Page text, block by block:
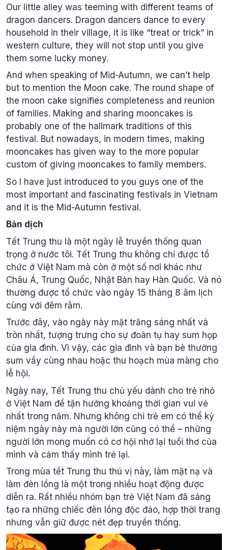
Our little alley was teeming with different teams of
dragon dancers. Dragon dancers dance to every
household in their village, it is like “treat or trick” in
western culture, they will not stop until you give
them some lucky money.
And when speaking of Mid-Autumn, we can’t help
but to mention the Moon cake. The round shape of
the moon cake signifies completeness and reunion
of families. Making and sharing mooncakes is
probably one of the hallmark traditions of this
festival. But nowadays, in modern times, making
mooncakes has given way to the more popular
custom of giving mooncakes to family members.
So I have just introduced to you guys one of the
most important and fascinating festivals in Vietnam
and it is the Mid-Autumn festival.
Bản dịch
Tết Trung thu là một ngày lễ truyền thống quan
trọng ở nước tôi. Tết Trung thu không chỉ được tổ
chức ở Việt Nam mà còn ở một số nơi khác như
Châu Á, Trung Quốc, Nhật Bản hay Hàn Quốc. Và nó
thường được tổ chức vào ngày 15 tháng 8 âm lịch
cùng với đêm rằm.
Trước đây, vào ngày này mặt trăng sáng nhất và
tròn nhất, tượng trưng cho sự đoàn tụ hay sum họp
của gia đình. Vì vậy, các gia đình và bạn bè thường
sum vầy cùng nhau hoặc thu hoạch mùa màng cho
lễ hội.
Ngày nay, Tết Trung thu chủ yếu dành cho trẻ nhỏ
ở Việt Nam để tận hưởng khoảng thời gian vui vẻ
nhất trong năm. Nhưng không chỉ trẻ em có thể kỷ
niệm ngày này mà người lớn cũng có thể – những
người lớn mong muốn có cơ hội nhớ lại tuổi thơ của
mình và cảm thấy mình trẻ lại.
Trong mùa tết Trung thu thú vị này, làm mặt nạ và
làm đèn lồng là một trong nhiều hoạt động được
diễn ra. Rất nhiều nhóm bạn trẻ Việt Nam đã sáng
tạo ra những chiếc đèn lồng độc đáo, hợp thời trang
nhưng vẫn giữ được nét đẹp truyền thống.